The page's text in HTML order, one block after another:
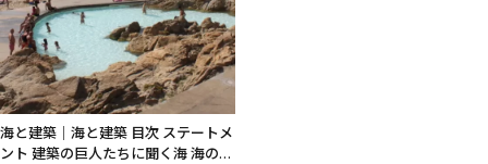
海と建築｜海と建築 目次 ステートメ
ント 建築の巨人たちに聞く海 海の建